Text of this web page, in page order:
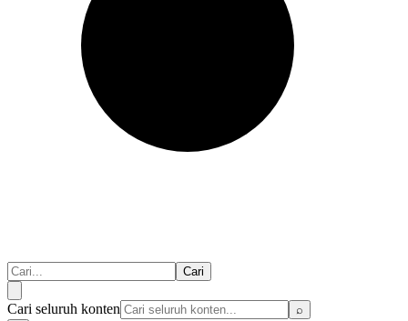
Cari
Cari seluruh konten
⌕